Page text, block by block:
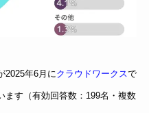
2025年6月にクラウドワークスで
ます（有効回答数：199名・複数